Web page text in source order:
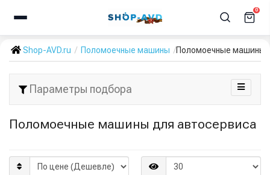
0
Shop-AVD.ru Поломоечные машины Поломоечные машины
Параметры подбора
Поломоечные машины для автосервиса